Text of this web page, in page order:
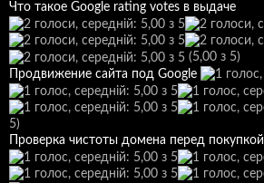
Что такое Google rating votes в выдаче
(5,00 з 5)
Продвижение сайта под Google
5)
Проверка чистоты домена перед покупкой